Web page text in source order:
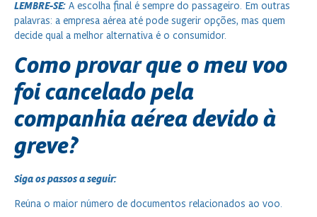
LEMBRE-SE: A escolha final é sempre do passageiro. Em outras
palavras: a empresa aérea até pode sugerir opções, mas quem
decide qual a melhor alternativa é o consumidor.
Como provar que o meu voo
foi cancelado pela
companhia aérea devido à
greve?
Siga os passos a seguir:
Reúna o maior número de documentos relacionados ao voo.